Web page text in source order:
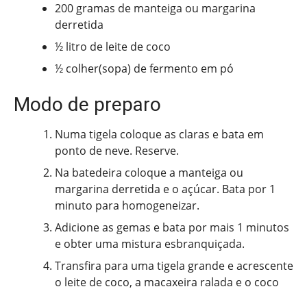
200 gramas de manteiga ou margarina
derretida
½ litro de leite de coco
½ colher(sopa) de fermento em pó
Modo de preparo
Numa tigela coloque as claras e bata em
ponto de neve. Reserve.
Na batedeira coloque a manteiga ou
margarina derretida e o açúcar. Bata por 1
minuto para homogeneizar.
Adicione as gemas e bata por mais 1 minutos
e obter uma mistura esbranquiçada.
Transfira para uma tigela grande e acrescente
o leite de coco, a macaxeira ralada e o coco